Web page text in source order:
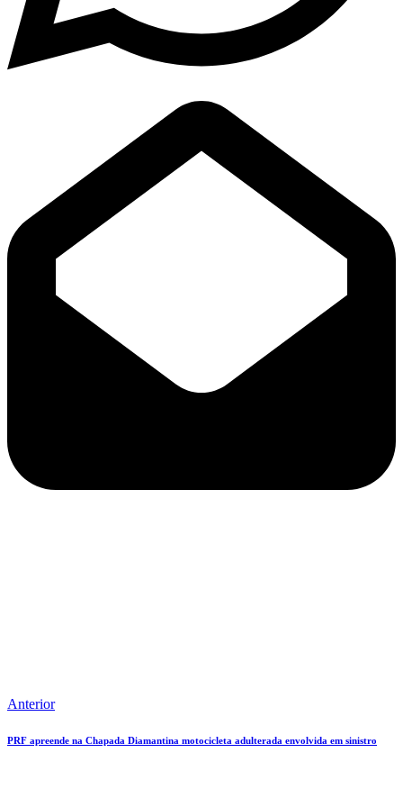
Anterior
PRF apreende na Chapada Diamantina motocicleta adulterada envolvida em sinistro